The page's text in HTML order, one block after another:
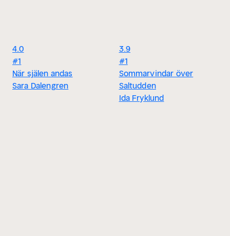
4.0
#1
När själen andas
Sara Dalengren
3.9
#1
Sommarvindar över
Saltudden
Ida Fryklund